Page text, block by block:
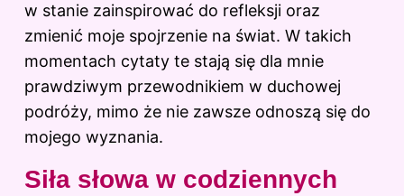
w stanie zainspirować do refleksji oraz
zmienić moje spojrzenie na świat. W takich
momentach cytaty te stają się dla mnie
prawdziwym przewodnikiem w duchowej
podróży, mimo że nie zawsze odnoszą się do
mojego wyznania.
Siła słowa w codziennych